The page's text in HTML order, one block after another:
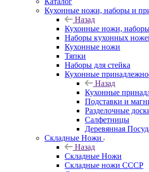
Кухонные ножи, наборы и
Назад
Кухонные ножи,
Наборы кухонных
Кухонные ножи
Тяпки
Наборы для стейка
Кухонные
Назад
Кухонные
Подставки и
Разделочные
Салфетницы
Деревянная
Складные Ножи
Назад
Складные Ножи
Cкладные ножи СССР